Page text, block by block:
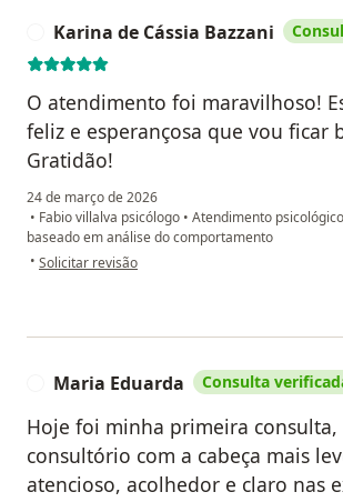
Karina de Cássia Bazzani
O atendimento foi maravilhoso!
feliz e esperançosa que vou ficar
Gratidão!
24 de março de 2026
• Fabio villalva psicólogo • Atendimento
baseado em análise do comportamento
• na opinião do utilizador Karina de Cássia Bazzani
Solicitar revisão
Maria Eduarda Consulta
Hoje foi minha primeira consulta,
consultório com a cabeça mais
atencioso, acolhedor e claro nas